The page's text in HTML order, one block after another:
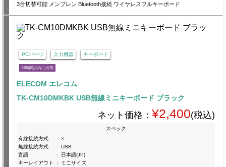
3台切替可能 メンブレン Bluetooth接続 ワイヤレスフルキーボード
PCパーツ 入力機器 キーボード
24時間以内に出荷
ELECOM エレコム
TK-CM10DMKBK USB無線ミニキーボード ブラック
ネット価格： ¥2,400(税込)
スペック
有線接続方式
:
×
無線接続方式
:
USB
言語
:
日本語(JP)
キーレイアウト
:
ミニサイズ